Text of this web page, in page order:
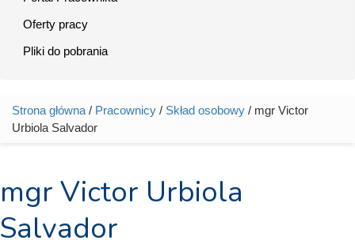
Oferty pracy
Pliki do pobrania
Jesteś tutaj
Strona główna / Pracownicy / Skład osobowy / mgr Victor
Urbiola Salvador
mgr Victor Urbiola
Salvador